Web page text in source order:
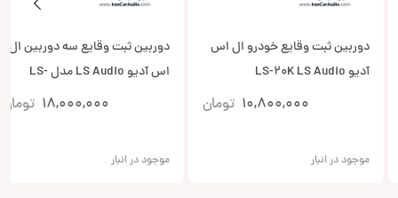
دوربین ثبت وقایع خودرو ال اس
آدیو LS-20K LS Audio
10,800,000 تومان
موجود در انبار
دوربین ثبت وقایع سه دوربین ال
اس آدیو LS Audio مدل LS-
18,000,000 تومان
موجود در انبار